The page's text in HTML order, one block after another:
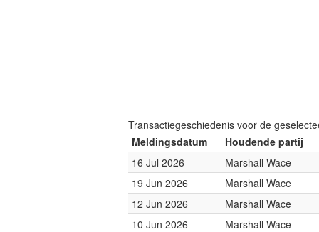
Transactiegeschiedenis voor de
Meldingsdatum
Houdende partij
16 Jul 2026
Marshall Wace
19 Jun 2026
Marshall Wace
12 Jun 2026
Marshall Wace
10 Jun 2026
Marshall Wace